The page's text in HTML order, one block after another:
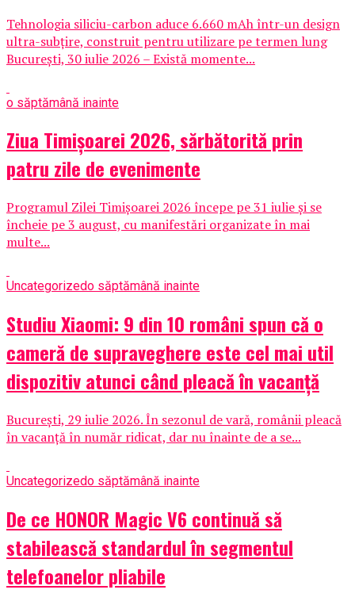
Tehnologia siliciu-carbon aduce 6.660 mAh într-un design
ultra-subțire, construit pentru utilizare pe termen lung
București, 30 iulie 2026 – Există momente...
o săptămână inainte
Ziua Timișoarei 2026, sărbătorită prin
patru zile de evenimente
Programul Zilei Timișoarei 2026 începe pe 31 iulie și se
încheie pe 3 august, cu manifestări organizate în mai
multe...
Uncategorizedo săptămână inainte
Studiu Xiaomi: 9 din 10 români spun că o
cameră de supraveghere este cel mai util
dispozitiv atunci când pleacă în vacanță
București, 29 iulie 2026. În sezonul de vară, românii pleacă
în vacanță în număr ridicat, dar nu înainte de a se...
Uncategorizedo săptămână inainte
De ce HONOR Magic V6 continuă să
stabilească standardul în segmentul
telefoanelor pliabile